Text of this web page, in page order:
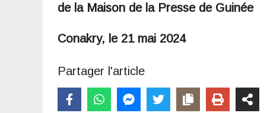
de la Maison de la Presse de Guinée
Conakry, le 21 mai 2024
Partager l'article